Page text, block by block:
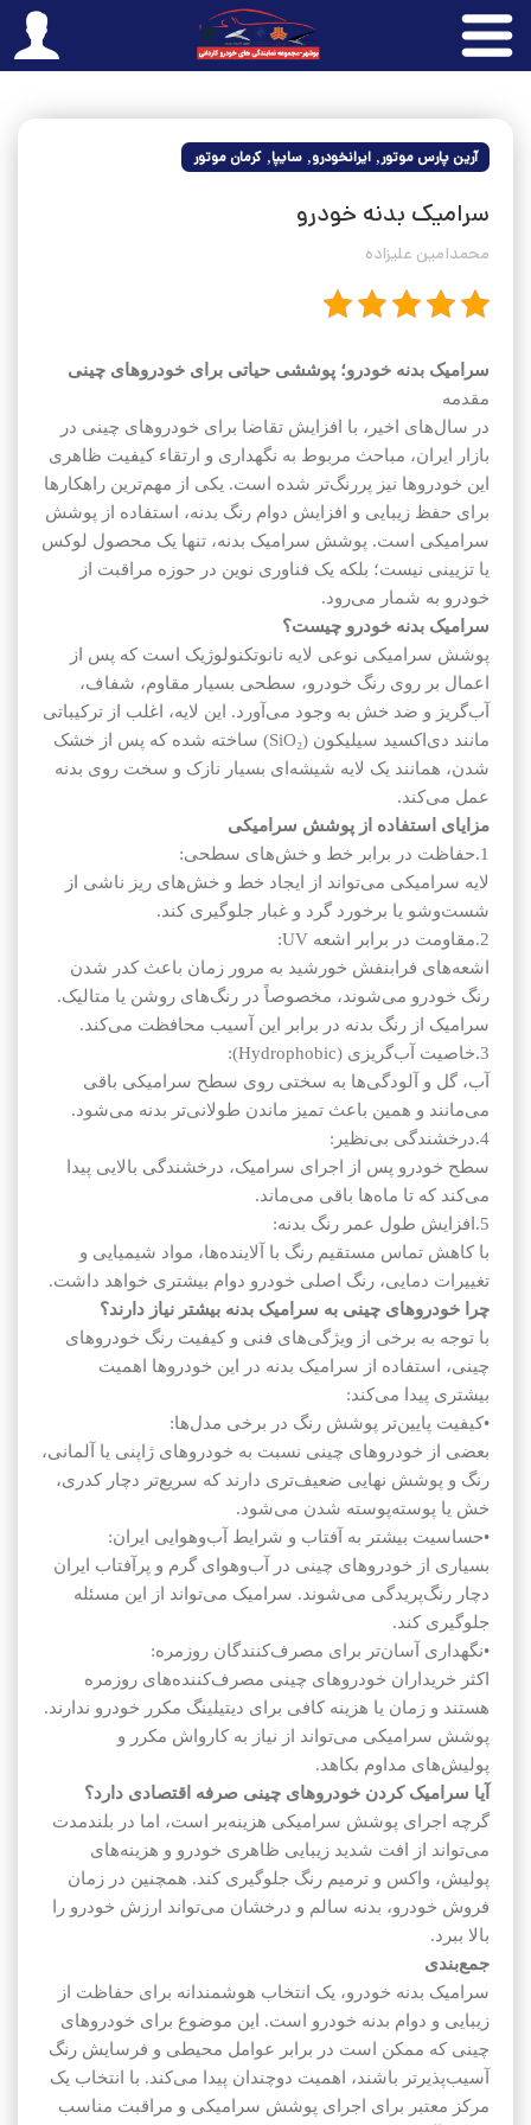
آرین پارس موتور, ایرانخودرو, سایپا, کرمان موتور
سرامیک بدنه خودرو
محمدامین علیزاده
سرامیک بدنه خودرو؛ پوششی حیاتی برای خودروهای چینی
مقدمه
در سال‌های اخیر، با افزایش تقاضا برای خودروهای چینی در
بازار ایران، مباحث مربوط به نگهداری و ارتقاء کیفیت ظاهری
این خودروها نیز پررنگ‌تر شده است. یکی از مهم‌ترین راهکارها
برای حفظ زیبایی و افزایش دوام رنگ بدنه، استفاده از پوشش
سرامیکی است. پوشش سرامیک بدنه، تنها یک محصول لوکس
یا تزیینی نیست؛ بلکه یک فناوری نوین در حوزه مراقبت از
خودرو به شمار می‌رود.
سرامیک بدنه خودرو چیست؟
پوشش سرامیکی نوعی لایه نانوتکنولوژیک است که پس از
اعمال بر روی رنگ خودرو، سطحی بسیار مقاوم، شفاف،
آب‌گریز و ضد خش به وجود می‌آورد. این لایه، اغلب از ترکیباتی
مانند دی‌اکسید سیلیکون (SiO₂) ساخته شده که پس از خشک
شدن، همانند یک لایه شیشه‌ای بسیار نازک و سخت روی بدنه
عمل می‌کند.
مزایای استفاده از پوشش سرامیکی
1.حفاظت در برابر خط و خش‌های سطحی:
لایه سرامیکی می‌تواند از ایجاد خط و خش‌های ریز ناشی از
شست‌وشو یا برخورد گرد و غبار جلوگیری کند.
2.مقاومت در برابر اشعه UV:
اشعه‌های فرابنفش خورشید به مرور زمان باعث کدر شدن
رنگ خودرو می‌شوند، مخصوصاً در رنگ‌های روشن یا متالیک.
سرامیک از رنگ بدنه در برابر این آسیب محافظت می‌کند.
3.خاصیت آب‌گریزی (Hydrophobic):
آب، گل و آلودگی‌ها به سختی روی سطح سرامیکی باقی
می‌مانند و همین باعث تمیز ماندن طولانی‌تر بدنه می‌شود.
4.درخشندگی بی‌نظیر:
سطح خودرو پس از اجرای سرامیک، درخشندگی بالایی پیدا
می‌کند که تا ماه‌ها باقی می‌ماند.
5.افزایش طول عمر رنگ بدنه:
با کاهش تماس مستقیم رنگ با آلاینده‌ها، مواد شیمیایی و
تغییرات دمایی، رنگ اصلی خودرو دوام بیشتری خواهد داشت.
چرا خودروهای چینی به سرامیک بدنه بیشتر نیاز دارند؟
با توجه به برخی از ویژگی‌های فنی و کیفیت رنگ خودروهای
چینی، استفاده از سرامیک بدنه در این خودروها اهمیت
بیشتری پیدا می‌کند:
•کیفیت پایین‌تر پوشش رنگ در برخی مدل‌ها:
بعضی از خودروهای چینی نسبت به خودروهای ژاپنی یا آلمانی،
رنگ و پوشش نهایی ضعیف‌تری دارند که سریع‌تر دچار کدری،
خش یا پوسته‌پوسته شدن می‌شود.
•حساسیت بیشتر به آفتاب و شرایط آب‌وهوایی ایران:
بسیاری از خودروهای چینی در آب‌وهوای گرم و پرآفتاب ایران
دچار رنگ‌پریدگی می‌شوند. سرامیک می‌تواند از این مسئله
جلوگیری کند.
•نگهداری آسان‌تر برای مصرف‌کنندگان روزمره:
اکثر خریداران خودروهای چینی مصرف‌کننده‌های روزمره
هستند و زمان یا هزینه کافی برای دیتیلینگ مکرر خودرو ندارند.
پوشش سرامیکی می‌تواند از نیاز به کارواش مکرر و
پولیش‌های مداوم بکاهد.
آیا سرامیک کردن خودروهای چینی صرفه اقتصادی دارد؟
گرچه اجرای پوشش سرامیکی هزینه‌بر است، اما در بلندمدت
می‌تواند از افت شدید زیبایی ظاهری خودرو و هزینه‌های
پولیش، واکس و ترمیم رنگ جلوگیری کند. همچنین در زمان
فروش خودرو، بدنه سالم و درخشان می‌تواند ارزش خودرو را
بالا ببرد.
جمع‌بندی
سرامیک بدنه خودرو، یک انتخاب هوشمندانه برای حفاظت از
زیبایی و دوام بدنه خودرو است. این موضوع برای خودروهای
چینی که ممکن است در برابر عوامل محیطی و فرسایش رنگ
آسیب‌پذیرتر باشند، اهمیت دوچندان پیدا می‌کند. با انتخاب یک
مرکز معتبر برای اجرای پوشش سرامیکی و مراقبت مناسب